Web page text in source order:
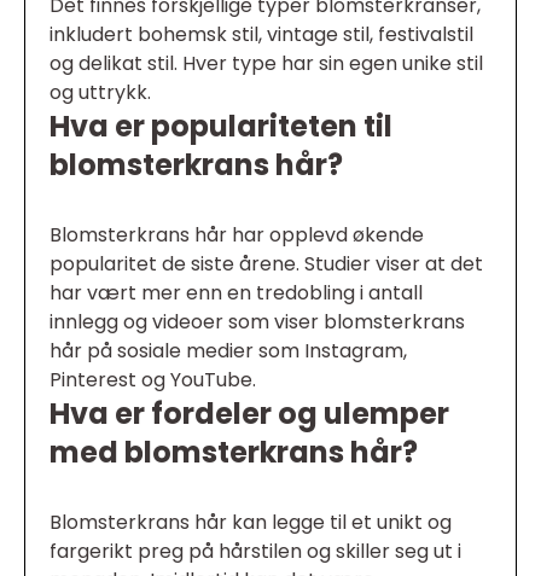
Det finnes forskjellige typer blomsterkranser,
inkludert bohemsk stil, vintage stil, festivalstil
og delikat stil. Hver type har sin egen unike stil
og uttrykk.
Hva er populariteten til
blomsterkrans hår?
Blomsterkrans hår har opplevd økende
popularitet de siste årene. Studier viser at det
har vært mer enn en tredobling i antall
innlegg og videoer som viser blomsterkrans
hår på sosiale medier som Instagram,
Pinterest og YouTube.
Hva er fordeler og ulemper
med blomsterkrans hår?
Blomsterkrans hår kan legge til et unikt og
fargerikt preg på hårstilen og skiller seg ut i